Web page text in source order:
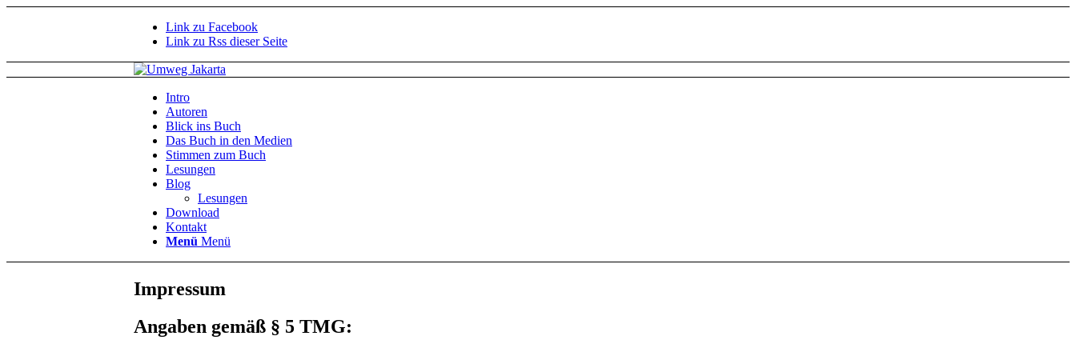
Link zu Facebook
Link zu Rss dieser Seite
Intro
Autoren
Blick ins Buch
Das Buch in den Medien
Stimmen zum Buch
Lesungen
Blog
Lesungen
Download
Kontakt
Menü Menü
Impressum
Angaben gemäß § 5 TMG: